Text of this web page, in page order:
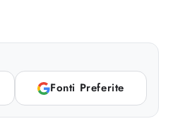
Fonti Preferite